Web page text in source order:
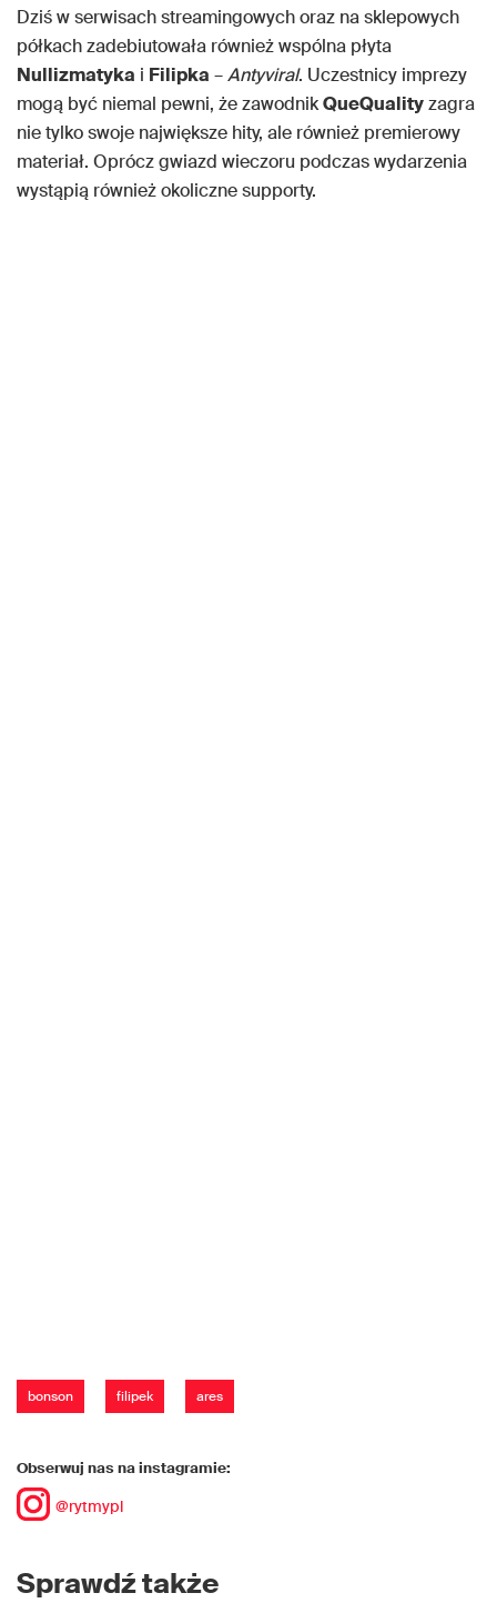
Dziś w serwisach streamingowych oraz na sklepowych
półkach zadebiutowała również wspólna płyta
Nullizmatyka i Filipka –Antyviral. Uczestnicy imprezy
mogą być niemal pewni, że zawodnikQueQualityzagra
nie tylko swoje największe hity, ale również premierowy
materiał. Oprócz gwiazd wieczoru podczas wydarzenia
wystąpią również okoliczne supporty.
bonson filipek ares
Obserwuj nas na instagramie:
@rytmypl
Sprawdź także